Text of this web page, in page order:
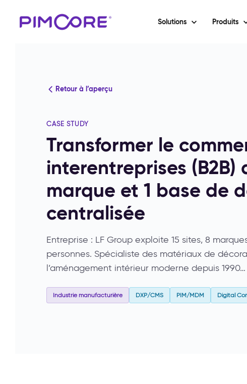
Solutions Produits
Retour à l’aperçu
CASE STUDY
Transformer le
interentreprises
marque et 1 base de
centralisée
Entreprise : LF Group exploite 15 sites, 8
personnes. Spécialiste des matériaux de
l’aménagement intérieur moderne depuis 1990…
Industrie manufacturière DXP/CMS PIM/MDM Digital